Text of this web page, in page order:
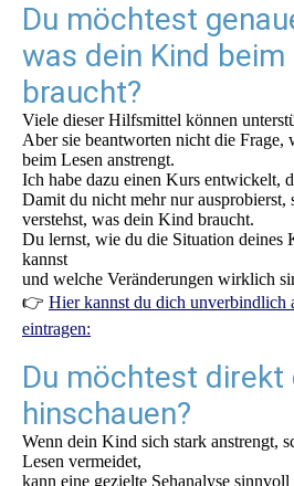
Du möchtest
was dein Kind beim
braucht?
Viele dieser Hilfsmittel können
Aber sie beantworten nicht die Frage,
beim Lesen anstrengt.
Ich habe dazu einen Kurs entwickelt,
Damit du nicht mehr nur ausprobierst,
verstehst, was dein Kind braucht.
Du lernst, wie du die Situation deines
kannst
und welche Veränderungen wirklich
👉 Hier kannst du dich unverbindlich
eintragen:
Du möchtest direkt
hinschauen?
Wenn dein Kind sich stark anstrengt,
Lesen vermeidet,
kann eine gezielte Sehanalyse sinnvoll